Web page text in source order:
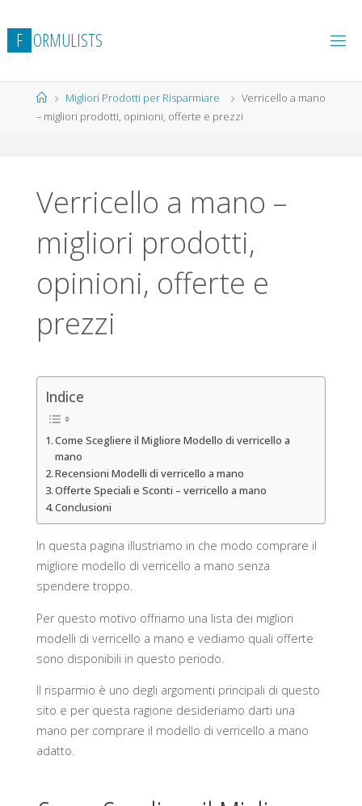
al
contenuto
F ORMULISTS
HomeMigliori Prodotti per Risparmiare
Verricello a mano
– migliori prodotti, opinioni, offerte e prezzi
Verricello a mano –
migliori prodotti,
opinioni, offerte e
prezzi
Indice
Come Scegliere il Migliore Modello di verricello a
mano
Recensioni Modelli di verricello a mano
Offerte Speciali e Sconti – verricello a mano
Conclusioni
In questa pagina illustriamo in che modo comprare il
migliore modello di verricello a mano senza
spendere troppo.
Per questo motivo offriamo una lista dei migliori
modelli di verricello a mano e vediamo quali offerte
sono disponibili in questo periodo.
Il risparmio è uno degli argomenti principali di questo
sito e per questa ragione desideriamo darti una
mano per comprare il modello di verricello a mano
adatto.